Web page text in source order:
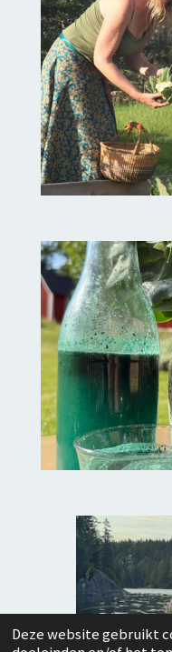
Deze website gebruikt